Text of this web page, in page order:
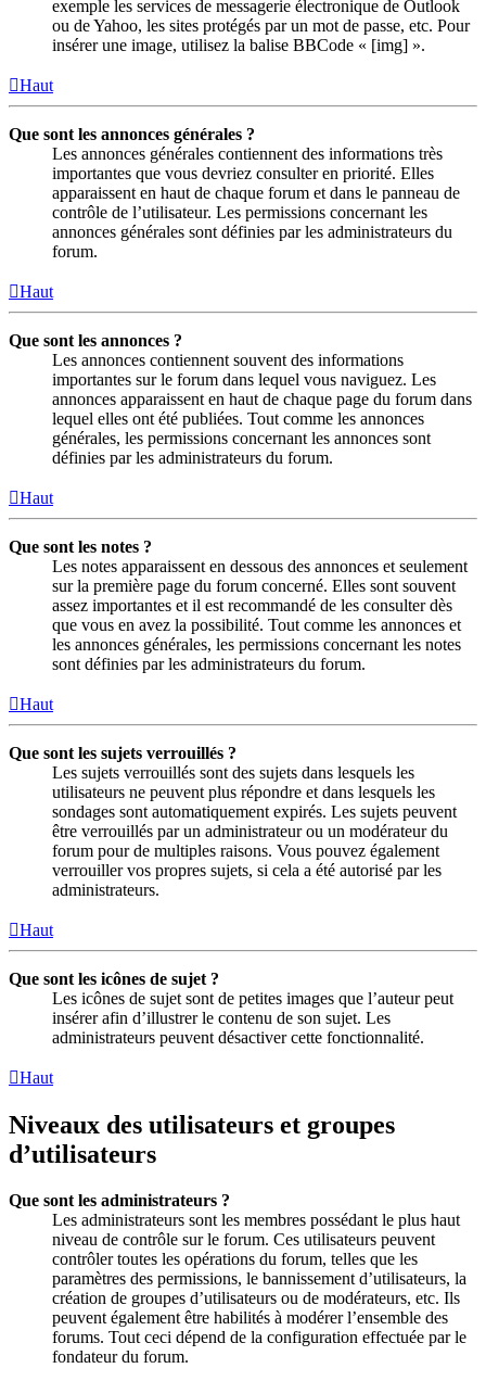
exemple les services de messagerie électronique de Outlook
ou de Yahoo, les sites protégés par un mot de passe, etc. Pour
insérer une image, utilisez la balise BBCode « [img] ».
Haut
Que sont les annonces générales ?
Les annonces générales contiennent des informations très
importantes que vous devriez consulter en priorité. Elles
apparaissent en haut de chaque forum et dans le panneau de
contrôle de l’utilisateur. Les permissions concernant les
annonces générales sont définies par les administrateurs du
forum.
Haut
Que sont les annonces ?
Les annonces contiennent souvent des informations
importantes sur le forum dans lequel vous naviguez. Les
annonces apparaissent en haut de chaque page du forum dans
lequel elles ont été publiées. Tout comme les annonces
générales, les permissions concernant les annonces sont
définies par les administrateurs du forum.
Haut
Que sont les notes ?
Les notes apparaissent en dessous des annonces et seulement
sur la première page du forum concerné. Elles sont souvent
assez importantes et il est recommandé de les consulter dès
que vous en avez la possibilité. Tout comme les annonces et
les annonces générales, les permissions concernant les notes
sont définies par les administrateurs du forum.
Haut
Que sont les sujets verrouillés ?
Les sujets verrouillés sont des sujets dans lesquels les
utilisateurs ne peuvent plus répondre et dans lesquels les
sondages sont automatiquement expirés. Les sujets peuvent
être verrouillés par un administrateur ou un modérateur du
forum pour de multiples raisons. Vous pouvez également
verrouiller vos propres sujets, si cela a été autorisé par les
administrateurs.
Haut
Que sont les icônes de sujet ?
Les icônes de sujet sont de petites images que l’auteur peut
insérer afin d’illustrer le contenu de son sujet. Les
administrateurs peuvent désactiver cette fonctionnalité.
Haut
Niveaux des utilisateurs et groupes
d’utilisateurs
Que sont les administrateurs ?
Les administrateurs sont les membres possédant le plus haut
niveau de contrôle sur le forum. Ces utilisateurs peuvent
contrôler toutes les opérations du forum, telles que les
paramètres des permissions, le bannissement d’utilisateurs, la
création de groupes d’utilisateurs ou de modérateurs, etc. Ils
peuvent également être habilités à modérer l’ensemble des
forums. Tout ceci dépend de la configuration effectuée par le
fondateur du forum.